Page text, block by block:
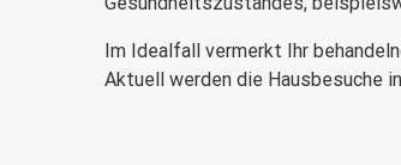
Im Idealfall vermerkt Ihr
Aktuell werden die Hausbesuche